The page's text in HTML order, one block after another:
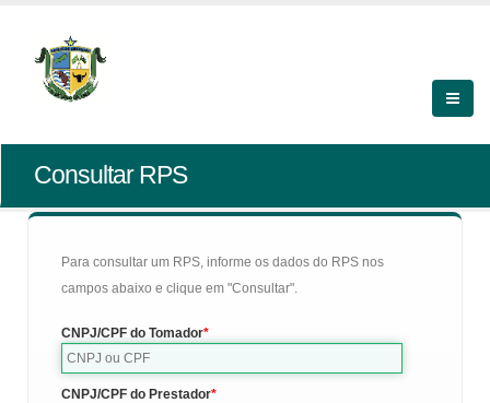
Consultar RPS
Para consultar um RPS, informe os dados do RPS nos
campos abaixo e clique em "Consultar".
CNPJ/CPF do Tomador
CNPJ/CPF do Prestador